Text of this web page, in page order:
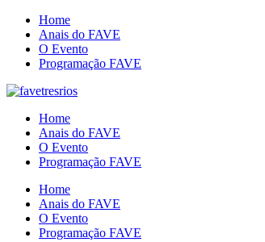
Home
Anais do FAVE
O Evento
Programação FAVE
Home
Anais do FAVE
O Evento
Programação FAVE
Home
Anais do FAVE
O Evento
Programação FAVE